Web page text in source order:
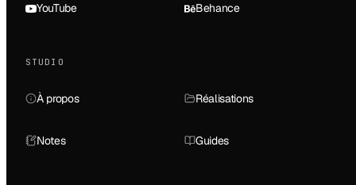
YouTube Behance
STUDIO
À propos Réalisations
Notes Guides